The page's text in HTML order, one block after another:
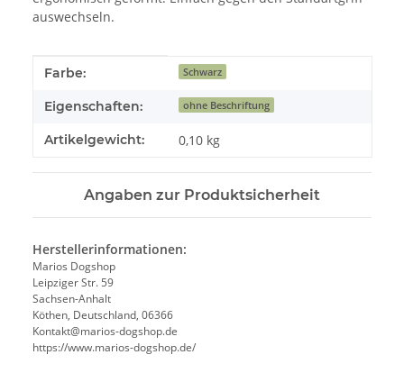
auswechseln.
Produkteigenschaft
Wert
Farbe: Schwarz
Eigenschaften: ohne Beschriftung
Artikelgewicht: 0,10 kg
Angaben zur Produktsicherheit
Herstellerinformationen:
Marios Dogshop
Leipziger Str. 59
Sachsen-Anhalt
Köthen, Deutschland, 06366
Kontakt@marios-dogshop.de
https://www.marios-dogshop.de/